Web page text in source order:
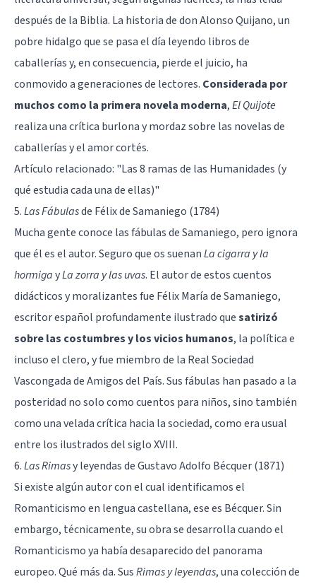
después de la Biblia. La historia de don Alonso Quijano, un
pobre hidalgo que se pasa el día leyendo libros de
caballerías y, en consecuencia, pierde el juicio, ha
conmovido a generaciones de lectores. Considerada por
muchos como la primera novela moderna,El Quijote
realiza una crítica burlona y mordaz sobre las novelas de
caballerías y el amor cortés.
Artículo relacionado: "Las 8 ramas de las Humanidades (y
qué estudia cada una de ellas)"
5.Las Fábulasde Félix de Samaniego (1784)
Mucha gente conoce las fábulas de Samaniego, pero ignora
que él es el autor. Seguro que os suenanLa cigarra y la
hormigayLa zorra y las uvas. El autor de estos cuentos
didácticos y moralizantes fue Félix María de Samaniego,
escritor español profundamente ilustrado quesatirizó
sobre las costumbres y los vicios humanos, la política e
incluso el clero, y fue miembro de la Real Sociedad
Vascongada de Amigos del País. Sus fábulas han pasado a la
posteridad no solo como cuentos para niños, sino también
como una velada crítica hacia la sociedad, como era usual
entre los ilustrados del siglo XVIII.
6.Las Rimasy leyendas de Gustavo Adolfo Bécquer (1871)
Si existe algún autor con el cual identificamos el
Romanticismo en lengua castellana, ese es Bécquer. Sin
embargo, técnicamente, su obra se desarrolla cuando el
Romanticismo ya había desaparecido del panorama
europeo. Qué más da. SusRimas y leyendas, una colección de